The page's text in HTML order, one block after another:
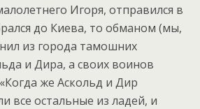
Игоря, отправился в
до Киева, то обманом (мы,
из города тамошних
и Дира, а своих воинов
же Аскольд и Дир
все остальные из ладей, и